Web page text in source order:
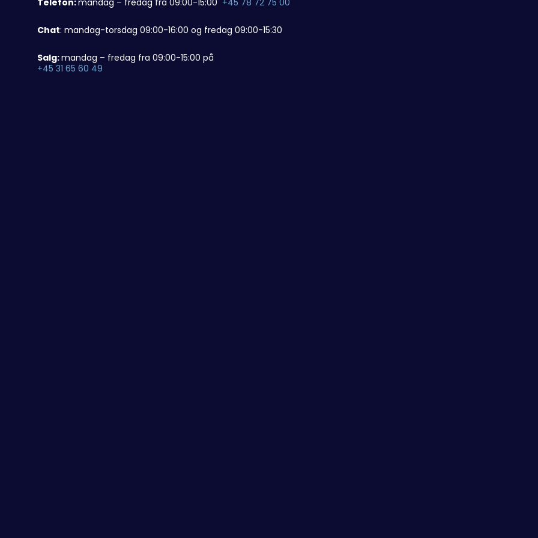
Chat: mandag-torsdag 09:00-16:00 og fredag 09:00-15:30
Salg:mandag – fredag fra 09:00-15:00 på
+45 31 65 60 49